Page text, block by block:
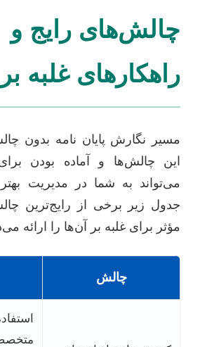
چالش‌های رایج و
راهکارهای غلبه
مسیر نگارش پایان نامه بدون
این چالش‌ها و آماده بودن
می‌تواند به شما در مدیریت
جدول زیر برخی از رایج‌ترین
مؤثر برای غلبه بر آن‌ها را ارائه
چالش